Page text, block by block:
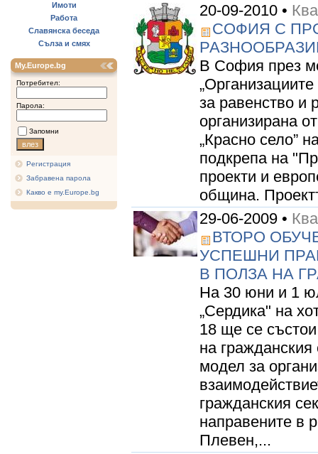
Имоти
Работа
Славянска беседа
Сълза и смях
My.Europe.bg
Потребител:
Парола:
Запомни
Регистрация
Забравена парола
Какво е my.Europe.bg
20-09-2010 •
СОФИЯ С
В София през
за равенство и
организирана
„Красно село”
подкрепа на
проекти и
община.
29-06-2009 •
ВТОРО
УСПЕШНИ
В ПОЛЗА НА
На 30 юни и 1
„Сердика" на
18 ще се
на
модел за
гражданския
направените в
Плевен,...